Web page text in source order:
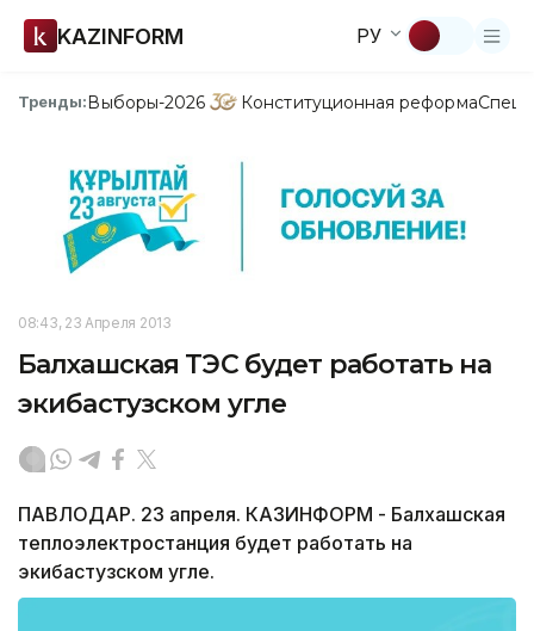
KAZINFORM РУ
Тренды:Выборы-2026 Конституционная реформа
08:43, 23 Апреля 2013
Балхашская ТЭС будет работать на
экибастузском угле
ПАВЛОДАР. 23 апреля. КАЗИНФОРМ - Балхашская
теплоэлектростанция будет работать на
экибастузском угле.